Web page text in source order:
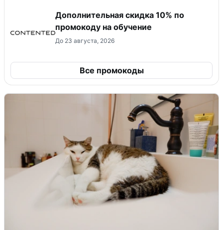
Дополнительная скидка 10% по
промокоду на обучение
До 23 августа, 2026
Все промокоды